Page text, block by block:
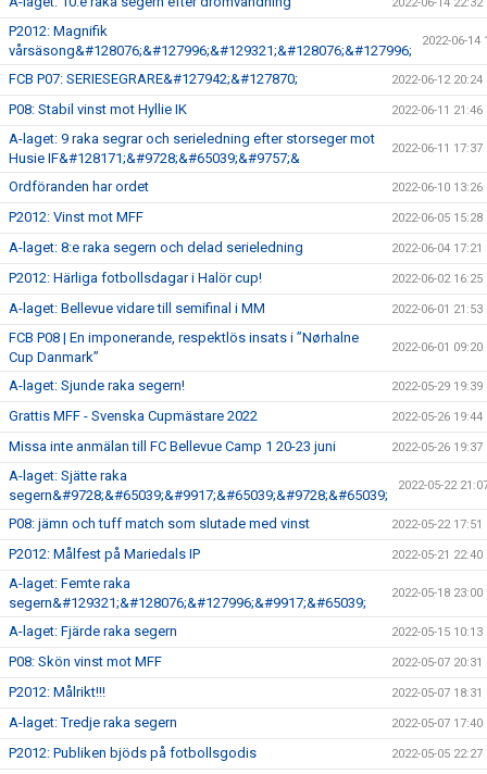
P2012: Magnifik
vårsäsong&#128076;&#127996;&#129321;&#128076;&#127996;
2022-06-14
FCB P07: SERIESEGRARE&#127942;&#127870; 2022-06-12 20:24
P08: Stabil vinst mot Hyllie IK 2022-06-11 21:46
A-laget: 9 raka segrar och serieledning efter storseger mot
Husie IF&#128171;&#9728;&#65039;&#9757;&
2022-06-11 17:37
Ordföranden har ordet 2022-06-10 13:26
P2012: Vinst mot MFF 2022-06-05 15:28
A-laget: 8:e raka segern och delad serieledning 2022-06-04 17:21
P2012: Härliga fotbollsdagar i Halör cup! 2022-06-02 16:25
A-laget: Bellevue vidare till semifinal i MM 2022-06-01 21:53
FCB P08 | En imponerande, respektlös insats i ”Nørhalne
Cup Danmark”
2022-06-01 09:20
A-laget: Sjunde raka segern! 2022-05-29 19:39
Grattis MFF - Svenska Cupmästare 2022 2022-05-26 19:44
Missa inte anmälan till FC Bellevue Camp 1 20-23 juni 2022-05-26 19:37
A-laget: Sjätte raka
segern&#9728;&#65039;&#9917;&#65039;&#9728;&#65039;
2022-05-22
P08: jämn och tuff match som slutade med vinst 2022-05-22 17:51
P2012: Målfest på Mariedals IP 2022-05-21 22:40
A-laget: Femte raka
segern&#129321;&#128076;&#127996;&#9917;&#65039;
2022-05-18 23:00
A-laget: Fjärde raka segern 2022-05-15 10:13
P08: Skön vinst mot MFF 2022-05-07 20:31
P2012: Målrikt!!! 2022-05-07 18:31
A-laget: Tredje raka segern 2022-05-07 17:40
P2012: Publiken bjöds på fotbollsgodis 2022-05-05 22:27